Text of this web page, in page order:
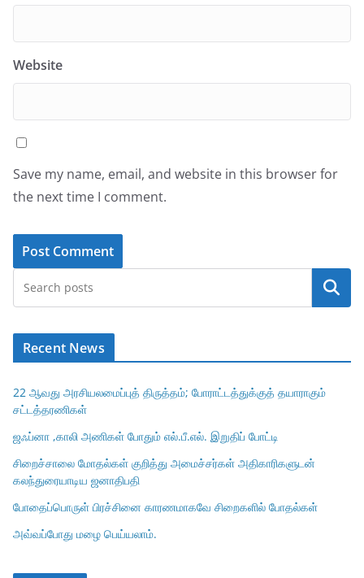
Website
Save my name, email, and website in this browser for
the next time I comment.
Search
Recent News
22 ஆவது அரசியலமைப்புத் திருத்தம்; போராட்டத்துக்குத் தயாராகும்
சட்டத்தரணிகள்
ஜஃப்னா ,காலி அணிகள் போதும் எல்.பீ.எல். இறுதிப் போட்டி
சிறைச்சாலை மோதல்கள் குறித்து அமைச்சர்கள் அதிகாரிகளுடன்
கலந்துரையாடிய ஜனாதிபதி
போதைப்பொருள் பிரச்சினை காரணமாகவே சிறைகளில் போதல்கள்
அவ்வப்போது மழை பெய்யலாம்.